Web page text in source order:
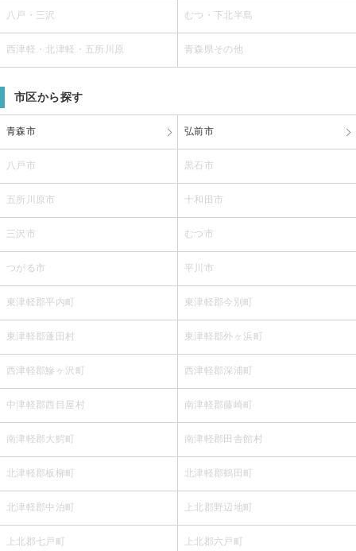
八戸・三沢 むつ・下北半島
西津軽・北津軽・五所川原 青森県その他
市区から探す
青森市 弘前市
八戸市 黒石市
五所川原市 十和田市
三沢市 むつ市
つがる市 平川市
東津軽郡平内町 東津軽郡今別町
東津軽郡蓬田村 東津軽郡外ヶ浜町
西津軽郡鰺ヶ沢町 西津軽郡深浦町
中津軽郡西目屋村 南津軽郡藤崎町
南津軽郡大鰐町 南津軽郡田舎館村
北津軽郡板柳町 北津軽郡鶴田町
北津軽郡中泊町 上北郡野辺地町
上北郡七戸町 上北郡六戸町